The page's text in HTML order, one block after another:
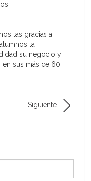
las gracias a
la
su negocio y
sus más de 60
Siguiente